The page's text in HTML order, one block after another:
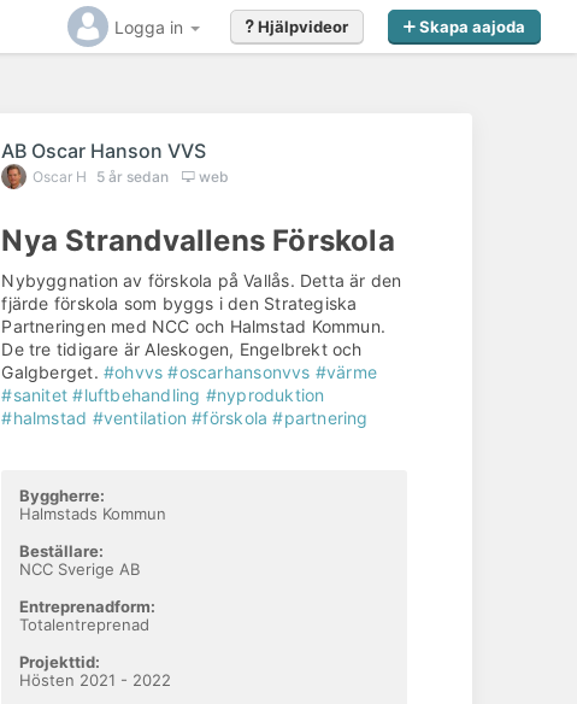
Logga in Skapa aajoda
Hjälpvideor
Gillar du det du såg?
AB Oscar Hanson VVS
Oscar H 5 år sedan web
Nya Strandvallens Förskola
Nybyggnation av förskola på Vallås. Detta är den
fjärde förskola som byggs i den Strategiska
Partneringen med NCC och Halmstad Kommun.
De tre tidigare är Aleskogen, Engelbrekt och
Galgberget. #ohvvs #oscarhansonvvs #värme
#sanitet #luftbehandling #nyproduktion
#halmstad #ventilation #förskola #partnering
Byggherre:
Halmstads Kommun
Beställare:
NCC Sverige AB
Entreprenadform:
Totalentreprenad
Projekttid:
Hösten 2021 - 2022